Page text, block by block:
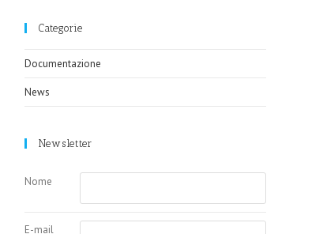
Categorie
Documentazione
News
Newsletter
Nome
E-mail